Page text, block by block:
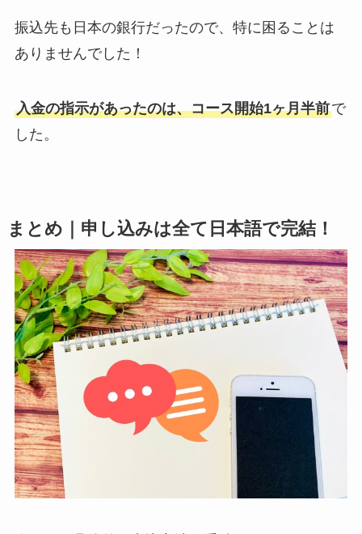
振込先も日本の銀行だったので、特に困ることは
ありませんでした！
入金の指示があったのは、コース開始1ヶ月半前で
した。
まとめ｜申し込みは全て日本語で完結！